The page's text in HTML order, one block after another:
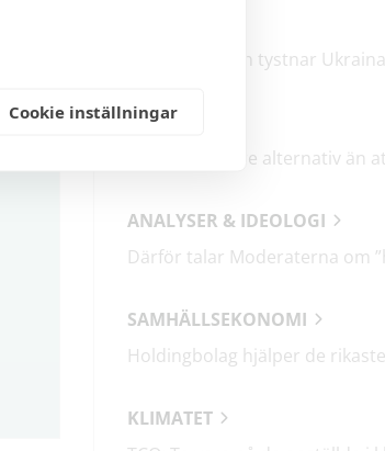
Cookie inställningar
Mitt i frukosten tystnar Ukraina
DEBATT
ANALYSER & IDEOLOGI
SAMHÄLLSEKONOMI
KLIMATET